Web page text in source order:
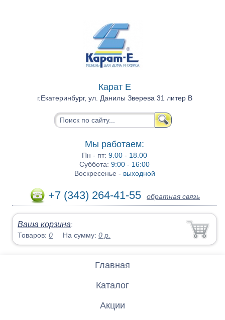
Карат Е
г.Екатеринбург, ул. Данилы Зверева 31 литер В
Мы работаем:
Пн - пт:9.00 - 18.00
Суббота:9:00 - 16:00
Воскресенье - выходной
+7 (343) 264-41-55 обратная связь
Ваша корзина:
Товаров:0 На сумму:0 р.
Главная
Каталог
Акции